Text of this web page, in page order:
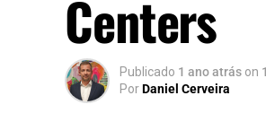
Centers
Publicado 1 ano atrás on
PorDaniel Cerveira